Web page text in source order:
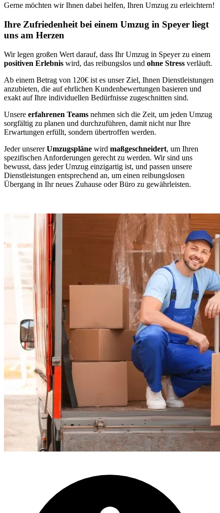
Gerne möchten wir Ihnen dabei helfen, Ihren Umzug zu erleichtern!
Ihre Zufriedenheit bei einem Umzug in Speyer liegt
uns am Herzen
Wir legen großen Wert darauf, dass Ihr Umzug in Speyer zu einem
positiven Erlebnis wird, das reibungslos und ohne Stress verläuft.
Ab einem Betrag von 120€ ist es unser Ziel, Ihnen Dienstleistungen
anzubieten, die auf ehrlichen Kundenbewertungen basieren und
exakt auf Ihre individuellen Bedürfnisse zugeschnitten sind.
Unsere erfahrenen Teams nehmen sich die Zeit, um jeden Umzug
sorgfältig zu planen und durchzuführen, damit nicht nur Ihre
Erwartungen erfüllt, sondern übertroffen werden.
Jeder unsererUmzugspläne wird maßgeschneidert, um Ihren
spezifischen Anforderungen gerecht zu werden. Wir sind uns
bewusst, dass jeder Umzug einzigartig ist, und passen unsere
Dienstleistungen entsprechend an, um einen reibungslosen
Übergang in Ihr neues Zuhause oder Büro zu gewährleisten.